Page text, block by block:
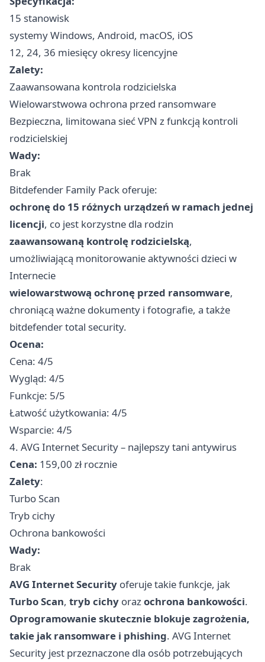
15 stanowisk
systemy Windows, Android, macOS, iOS
12, 24, 36 miesięcy okresy licencyjne
Zalety:
Zaawansowana kontrola rodzicielska
Wielowarstwowa ochrona przed ransomware
Bezpieczna, limitowana sieć VPN z funkcją kontroli
rodzicielskiej
Wady:
Brak
Bitdefender Family Pack oferuje:
ochronę do 15 różnych urządzeń w ramach jednej
licencji, co jest korzystne dla rodzin
zaawansowaną kontrolę rodzicielską,
umożliwiającą monitorowanie aktywności dzieci w
Internecie
wielowarstwową ochronę przed ransomware,
chroniącą ważne dokumenty i fotografie, a także
bitdefender total security.
Ocena:
Cena: 4/5
Wygląd: 4/5
Funkcje: 5/5
Łatwość użytkowania: 4/5
Wsparcie: 4/5
4. AVG Internet Security – najlepszy tani antywirus
Cena: 159,00 zł rocznie
Zalety:
Turbo Scan
Tryb cichy
Ochrona bankowości
Wady:
Brak
AVG Internet Security oferuje takie funkcje, jak
Turbo Scan, tryb cichy orazochrona bankowości.
Oprogramowanie skutecznie blokuje zagrożenia,
takie jak ransomware i phishing. AVG Internet
Security jest przeznaczone dla osób potrzebujących